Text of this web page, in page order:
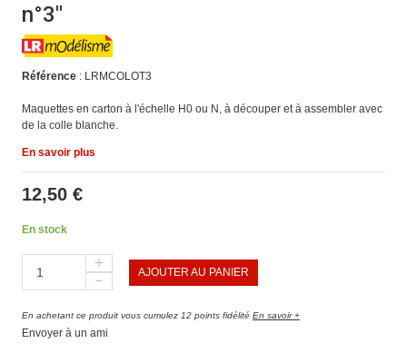
n°3"
Référence: LRMCOLOT3
Maquettes en carton à l'échelle H0 ou N, à découper et à assembler avec
de la colle blanche.
En savoir plus
12,50 €
En stock
AJOUTER AU PANIER
En achetant ce produit vous cumulez 12 points fidélité En savoir +
Envoyer à un ami